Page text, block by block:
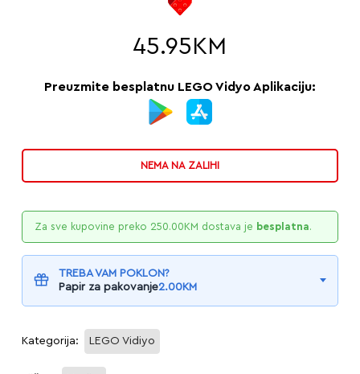
45.95 KM
Preuzmite besplatnu LEGO Vidyo Aplikaciju:
NEMA NA ZALIHI
Za sve kupovine preko 250.00KM dostava je besplatna.
TREBA VAM POKLON?
Papir za pakovanje2.00KM
Kategorija: LEGO Vidiyo